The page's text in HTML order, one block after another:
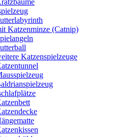
Katzenminze (Catnip)
Katzenspielzeuge